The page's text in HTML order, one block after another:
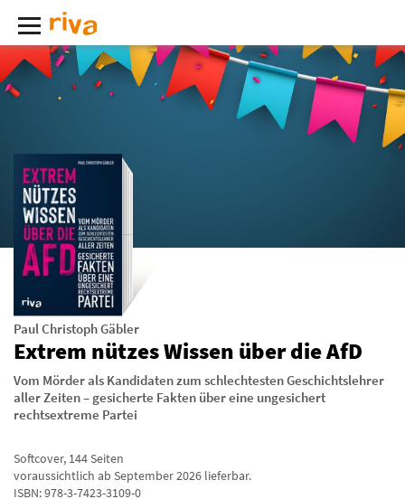
Paul Christoph Gäbler
Extrem nützes Wissen über die AfD
Vom Mörder als Kandidaten zum schlechtesten Geschichtslehrer
aller Zeiten – gesicherte Fakten über eine ungesichert
rechtsextreme Partei
Softcover, 144Seiten
voraussichtlich ab September 2026 lieferbar.
ISBN:978-3-7423-3109-0